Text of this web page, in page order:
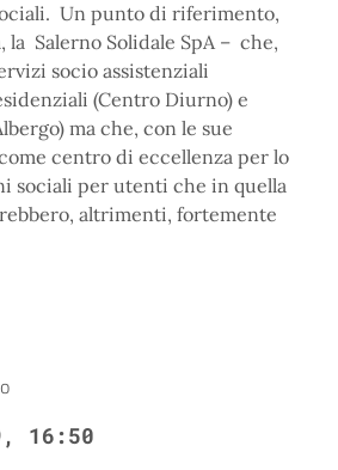
Un punto di riferimento,
Salerno Solidale SpA – che,
socio assistenziali
(Centro Diurno) e
ma che, con le sue
centro di eccellenza per lo
sociali per utenti che in quella
altrimenti, fortemente
16:50